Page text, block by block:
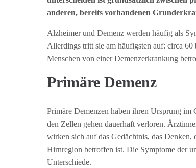
anderen, bereits vorhandenen
Alzheimer und Demenz werden häufig als
Allerdings tritt sie am häufigsten auf: circa
Menschen von einer Demenzerkrankung
Primäre Demenz
Primäre Demenzen haben ihren Ursprung
den Zellen gehen dauerhaft verloren.
wirken sich auf das Gedächtnis, das Denken,
Hirnregion betroffen ist. Die Symptome der
Unterschiede.